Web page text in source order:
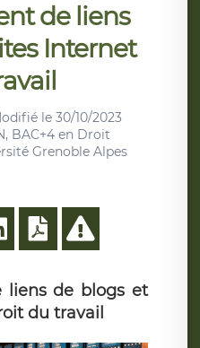
de liens
Internet
le 30/10/2023
BAC+4 en Droit
Grenoble Alpes
liens de blogs et
du travail